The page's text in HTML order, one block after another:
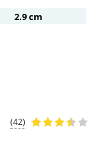
2.9 cm
(42)